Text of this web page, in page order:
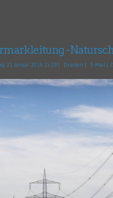
-
21. Januar 2016 15:29 | Drucken | E-Mail |